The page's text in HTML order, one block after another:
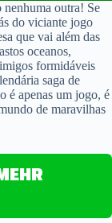
nenhuma outra! Se
do viciante jogo
que vai além das
oceanos,
formidáveis
saga de
é apenas um jogo, é
de maravilhas